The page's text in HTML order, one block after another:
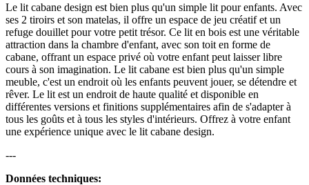
Le lit cabane design est bien plus qu'un simple lit pour enfants. Avec
ses 2 tiroirs et son matelas, il offre un espace de jeu créatif et un
refuge douillet pour votre petit trésor. Ce lit en bois est une véritable
attraction dans la chambre d'enfant, avec son toit en forme de
cabane, offrant un espace privé où votre enfant peut laisser libre
cours à son imagination. Le lit cabane est bien plus qu'un simple
meuble, c'est un endroit où les enfants peuvent jouer, se détendre et
rêver. Le lit est un endroit de haute qualité et disponible en
différentes versions et finitions supplémentaires afin de s'adapter à
tous les goûts et à tous les styles d'intérieurs. Offrez à votre enfant
une expérience unique avec le lit cabane design.
---
Données techniques: